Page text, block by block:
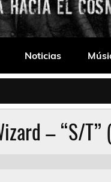
Noticias
– “S/T”